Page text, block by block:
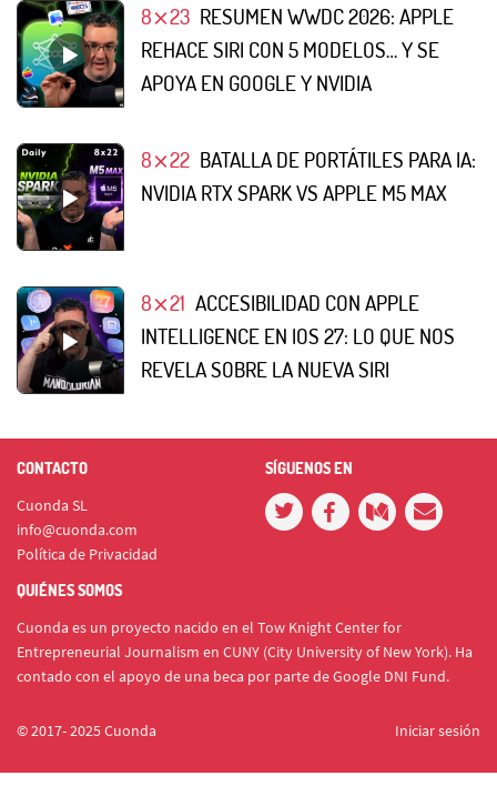
8⨯23 RESUMEN WWDC 2026: APPLE
REHACE SIRI CON 5 MODELOS… Y SE
APOYA EN GOOGLE Y NVIDIA
8⨯22 BATALLA DE PORTÁTILES PARA IA:
NVIDIA RTX SPARK VS APPLE M5 MAX
8⨯21 ACCESIBILIDAD CON APPLE
INTELLIGENCE EN IOS 27: LO QUE NOS
REVELA SOBRE LA NUEVA SIRI
CONTACTO
Cuonda SL
info@cuonda.com
Política de Privacidad
SÍGUENOS EN
QUIÉNES SOMOS
Cuonda es un proyecto nacido en el Tow Knight Center for
Entrepreneurial Journalism en CUNY (City University of New York). Ha
contado con el apoyo de una beca por parte de Google DNI Fund.
© 2017- 2025 Cuonda Iniciar sesión